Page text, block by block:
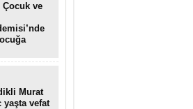
Çocuk ve
Murat
yaşta vefat